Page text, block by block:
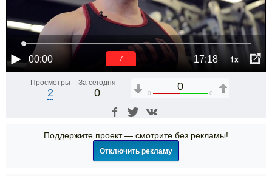
00:00 17:18 1x
6
Просмотры
2
За сегодня
0
0
0 0
Поддержите проект — смотрите без рекламы!
Отключить рекламу